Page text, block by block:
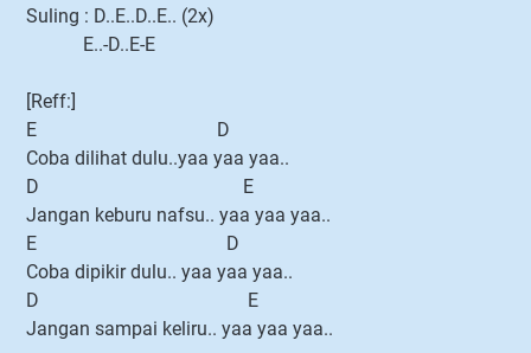
Suling : D..E..D..E.. (2x)
E..-D..E-E
[Reff:]
E D
Coba dilihat dulu..yaa yaa yaa..
D E
Jangan keburu nafsu.. yaa yaa yaa..
E D
Coba dipikir dulu.. yaa yaa yaa..
D E
Jangan sampai keliru.. yaa yaa yaa..